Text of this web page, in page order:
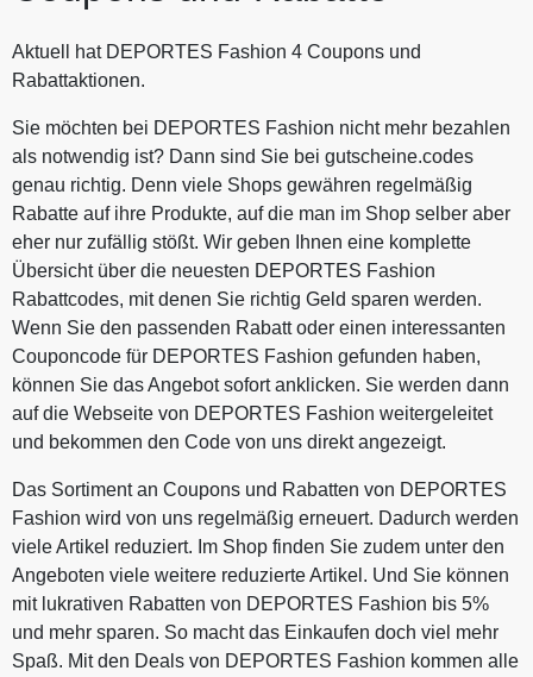
Aktuell hat DEPORTES Fashion 4 Coupons und
Rabattaktionen.
Sie möchten bei DEPORTES Fashion nicht mehr bezahlen
als notwendig ist? Dann sind Sie bei gutscheine.codes
genau richtig. Denn viele Shops gewähren regelmäßig
Rabatte auf ihre Produkte, auf die man im Shop selber aber
eher nur zufällig stößt. Wir geben Ihnen eine komplette
Übersicht über die neuesten DEPORTES Fashion
Rabattcodes, mit denen Sie richtig Geld sparen werden.
Wenn Sie den passenden Rabatt oder einen interessanten
Couponcode für DEPORTES Fashion gefunden haben,
können Sie das Angebot sofort anklicken. Sie werden dann
auf die Webseite von DEPORTES Fashion weitergeleitet
und bekommen den Code von uns direkt angezeigt.
Das Sortiment an Coupons und Rabatten von DEPORTES
Fashion wird von uns regelmäßig erneuert. Dadurch werden
viele Artikel reduziert. Im Shop finden Sie zudem unter den
Angeboten viele weitere reduzierte Artikel. Und Sie können
mit lukrativen Rabatten von DEPORTES Fashion bis 5%
und mehr sparen. So macht das Einkaufen doch viel mehr
Spaß. Mit den Deals von DEPORTES Fashion kommen alle